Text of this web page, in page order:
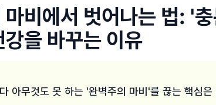
마비에서 벗어나는 법: '
을 바꾸는 이유
아무것도 못 하는 '완벽주의 마비'를 끊는 핵심